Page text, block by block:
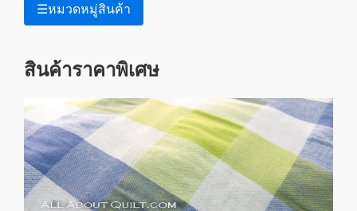
☰หมวดหมู่สินค้า
สินค้าราคาพิเศษ